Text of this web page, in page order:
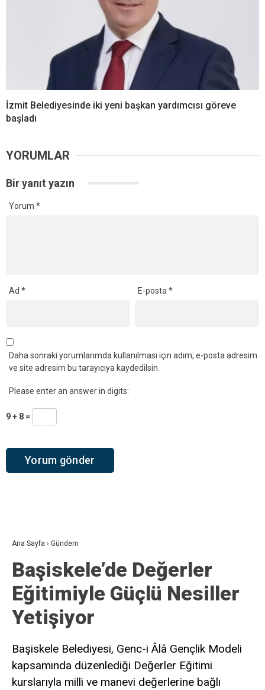
İzmit Belediyesinde iki yeni başkan yardımcısı göreve
başladı
YORUMLAR
Bir yanıt yazın
Yorum *
Ad * E-posta*
Daha sonraki yorumlarımda kullanılması için adım, e-posta adresim
ve site adresim bu tarayıcıya kaydedilsin.
Please enter an answer in digits:
9 + 8 =
Ana Sayfa › Gündem
Başiskele’de Değerler
Eğitimiyle Güçlü Nesiller
Yetişiyor
Başiskele Belediyesi, Genc-i Âlâ Gençlik Modeli
kapsamında düzenlediği Değerler Eğitimi
kurslarıyla milli ve manevi değerlerine bağlı